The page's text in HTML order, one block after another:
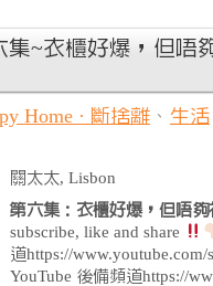
集~衣櫃好爆，但唔
Home · 斷捨離 、 生活
關太太, Lisbon
第六集：衣櫃好爆，但唔
subscribe, like and share
道https://
YouTube 後備頻道https://